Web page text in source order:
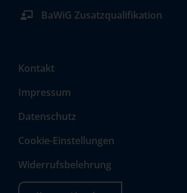
BaWiG Zusatzqualifikation
Kontakt
Impressum
Datenschutz
Cookie-Einstellungen
Widerrufsbelehrung